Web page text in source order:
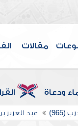
مقالات
ودعاة
(965) عبد العزيز